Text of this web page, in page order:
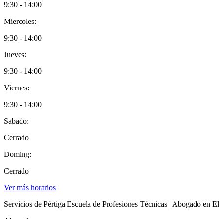
9:30 - 14:00
Miercoles:
9:30 - 14:00
Jueves:
9:30 - 14:00
Viernes:
9:30 - 14:00
Sabado:
Cerrado
Doming:
Cerrado
Ver más horarios
Servicios de Pértiga Escuela de Profesiones Técnicas | Abogado en